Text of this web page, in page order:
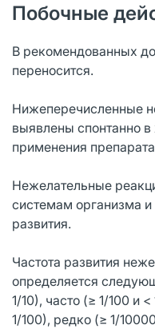
Побочные
В рекомендованных
переносится.
Нижеперечисленные
выявлены спонтанно в
применения
Нежелательные
системам организма и
развития.
Частота развития
определяется
1/10), часто (≥ 1/100 и
1/100), редко (≥ 1/